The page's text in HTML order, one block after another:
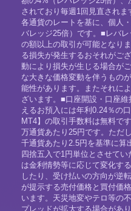
されており毎週1回見直され
各通貨のレートを基に、個人
バレッジ25倍）です。■レバ
の額以上の取引が可能となり
る損失が発生するおそれがご
動により損失が生じる場合が
な大きな価格変動を伴うもの
能性があります。またそれに
ざいます。■口座開設・口座
えるお預入には年利0.24％の
MT4】の取引手数料は無料で
万通貨あたり25円です。ただ
千通貨あたり2.5円を基準に算
四捨五入で1円単位とさせて
は金利情勢等に応じて変化す
したり、受け払いの方向が逆
が提示する売付価格と買付価
います。天災地変やテロ等の
プレッドが拡大する場合があ